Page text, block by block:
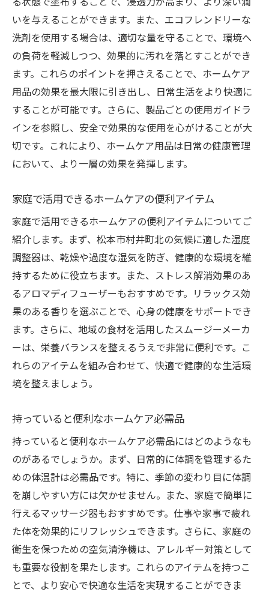
簡単に始められるホームケア方法
長く愛用できる品質の見極め方
日常のストレスを和らげるアイテム
いを与えることができます。また、エコフレンドリーな
洗剤を使用する場合は、適切な量を守ることで、環境へ
の負荷を軽減しつつ、効果的に汚れを落とすことができ
ます。これらのポイントを押さえることで、ホームケア
用品の効果を最大限に引き出し、日常生活をより快適に
することが可能です。さらに、製品ごとの使用ガイドラ
インを参照し、安全で効果的な使用を心がけることが大
切です。これにより、ホームケア用品は日常の健康管理
において、より一層の効果を発揮します。
家庭で活用できるホームケアの便利アイテム
家庭で活用できるホームケアの便利アイテムについてご
紹介します。まず、松本市村井町北の気候に適した湿度
調整器は、乾燥や過度な湿気を防ぎ、健康的な環境を維
持するために役立ちます。また、ストレス解消効果のあ
るアロマディフューザーもおすすめです。リラックス効
果のある香りを選ぶことで、心身の健康をサポートでき
ます。さらに、地域の食材を活用したスムージーメーカ
ーは、栄養バランスを整えるうえで非常に便利です。こ
れらのアイテムを組み合わせて、快適で健康的な生活環
境を整えましょう。
持っていると便利なホームケア必需品
持っていると便利なホームケア必需品にはどのようなも
のがあるでしょうか。まず、日常的に体調を管理するた
めの体温計は必需品です。特に、季節の変わり目に体調
を崩しやすい方には欠かせません。また、家庭で簡単に
行えるマッサージ器もおすすめです。仕事や家事で疲れ
た体を効果的にリフレッシュできます。さらに、家庭の
衛生を保つための空気清浄機は、アレルギー対策として
も重要な役割を果たします。これらのアイテムを持つこ
とで、より安心で快適な生活を実現することができま